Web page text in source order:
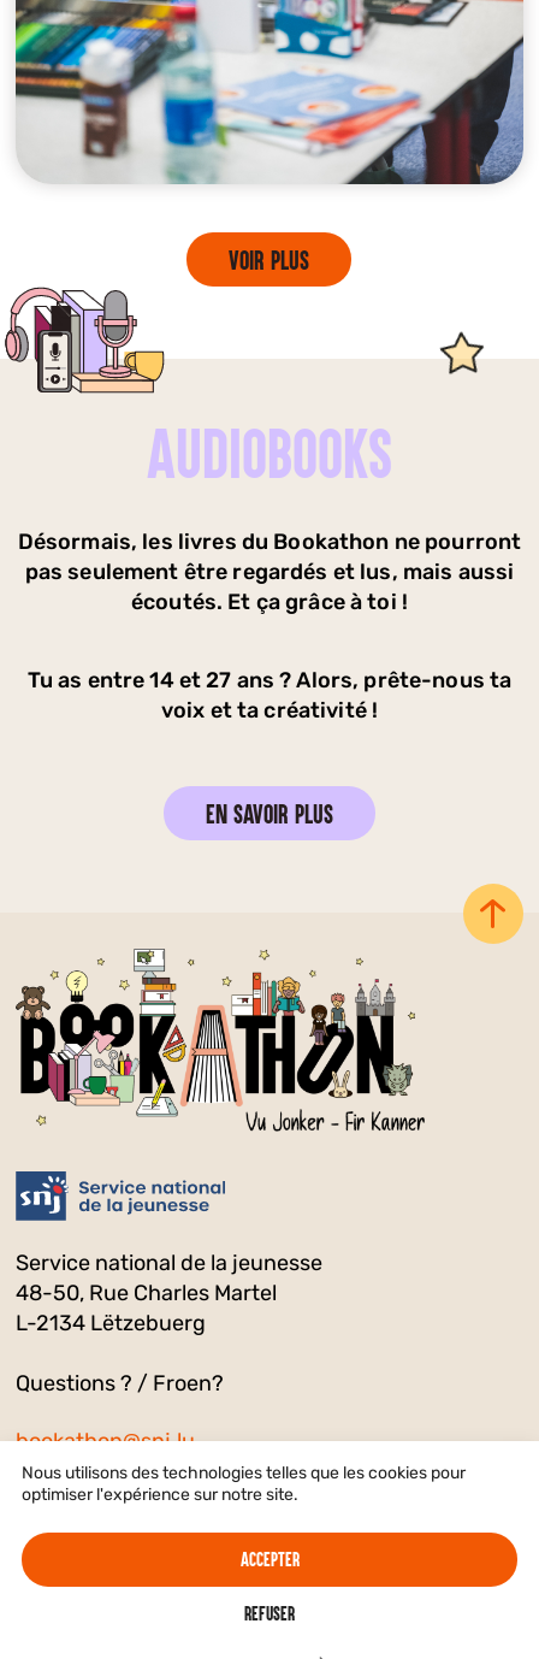
Nous utilisons des technologies telles que les cookies pour
optimiser l'expérience sur notre site.
Accepter
Refuser
Voir plus
Audiobooks
Désormais, les livres du Bookathon ne pourront
pas seulement être regardés et lus, mais aussi
écoutés. Et ça grâce à toi !
Tu as entre 14 et 27 ans ? Alors, prête-nous ta
voix et ta créativité !
En savoir plus
Service national de la jeunesse
48-50, Rue Charles Martel
L-2134 Lëtzebuerg
Questions ? / Froen?
bookathon@snj.lu
A PROPOS
AUDIOBOOKS